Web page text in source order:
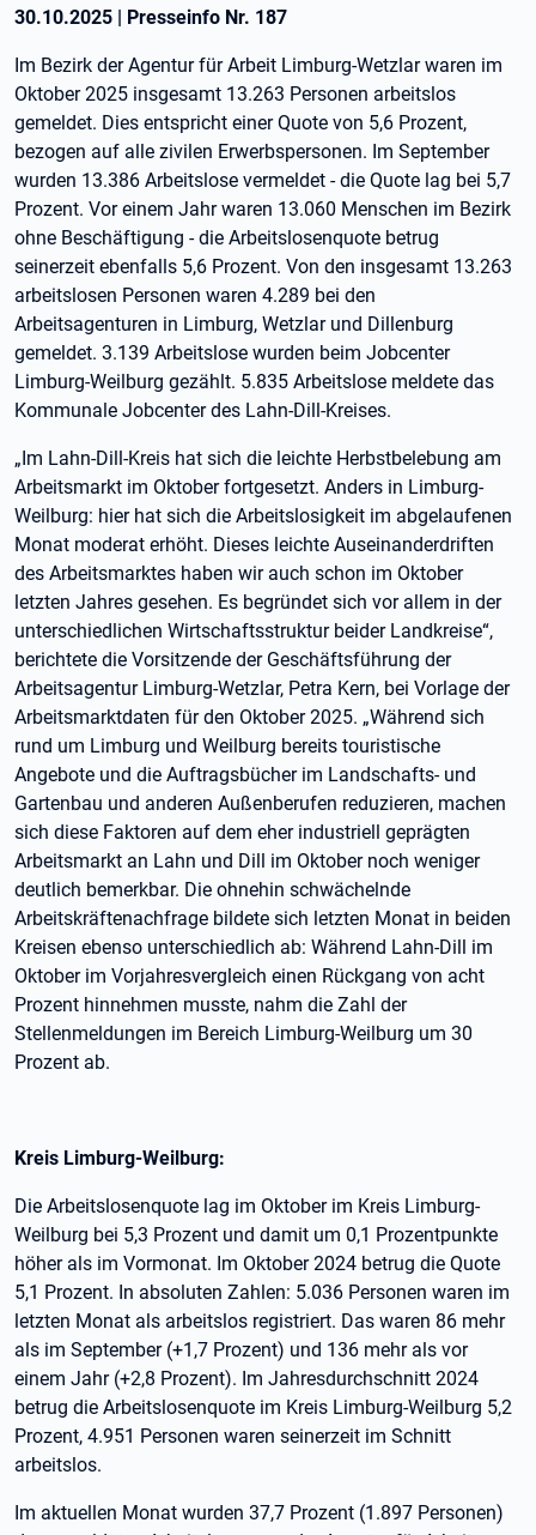
30.10.2025 | Presseinfo Nr. 187
Im Bezirk der Agentur für Arbeit Limburg-Wetzlar waren im
Oktober 2025 insgesamt 13.263 Personen arbeitslos
gemeldet. Dies entspricht einer Quote von 5,6 Prozent,
bezogen auf alle zivilen Erwerbspersonen. Im September
wurden 13.386 Arbeitslose vermeldet - die Quote lag bei 5,7
Prozent. Vor einem Jahr waren 13.060 Menschen im Bezirk
ohne Beschäftigung - die Arbeitslosenquote betrug
seinerzeit ebenfalls 5,6 Prozent. Von den insgesamt 13.263
arbeitslosen Personen waren 4.289 bei den
Arbeitsagenturen in Limburg, Wetzlar und Dillenburg
gemeldet. 3.139 Arbeitslose wurden beim Jobcenter
Limburg-Weilburg gezählt. 5.835 Arbeitslose meldete das
Kommunale Jobcenter des Lahn-Dill-Kreises.
„Im Lahn-Dill-Kreis hat sich die leichte Herbstbelebung am
Arbeitsmarkt im Oktober fortgesetzt. Anders in Limburg-
Weilburg: hier hat sich die Arbeitslosigkeit im abgelaufenen
Monat moderat erhöht. Dieses leichte Auseinanderdriften
des Arbeitsmarktes haben wir auch schon im Oktober
letzten Jahres gesehen. Es begründet sich vor allem in der
unterschiedlichen Wirtschaftsstruktur beider Landkreise“,
berichtete die Vorsitzende der Geschäftsführung der
Arbeitsagentur Limburg-Wetzlar, Petra Kern, bei Vorlage der
Arbeitsmarktdaten für den Oktober 2025. „Während sich
rund um Limburg und Weilburg bereits touristische
Angebote und die Auftragsbücher im Landschafts- und
Gartenbau und anderen Außenberufen reduzieren, machen
sich diese Faktoren auf dem eher industriell geprägten
Arbeitsmarkt an Lahn und Dill im Oktober noch weniger
deutlich bemerkbar. Die ohnehin schwächelnde
Arbeitskräftenachfrage bildete sich letzten Monat in beiden
Kreisen ebenso unterschiedlich ab: Während Lahn-Dill im
Oktober im Vorjahresvergleich einen Rückgang von acht
Prozent hinnehmen musste, nahm die Zahl der
Stellenmeldungen im Bereich Limburg-Weilburg um 30
Prozent ab.
Kreis Limburg-Weilburg:
Die Arbeitslosenquote lag im Oktober im Kreis Limburg-
Weilburg bei 5,3 Prozent und damit um 0,1 Prozentpunkte
höher als im Vormonat. Im Oktober 2024 betrug die Quote
5,1 Prozent. In absoluten Zahlen: 5.036 Personen waren im
letzten Monat als arbeitslos registriert. Das waren 86 mehr
als im September (+1,7 Prozent) und 136 mehr als vor
einem Jahr (+2,8 Prozent). Im Jahresdurchschnitt 2024
betrug die Arbeitslosenquote im Kreis Limburg-Weilburg 5,2
Prozent, 4.951 Personen waren seinerzeit im Schnitt
arbeitslos.
Im aktuellen Monat wurden 37,7 Prozent (1.897 Personen)